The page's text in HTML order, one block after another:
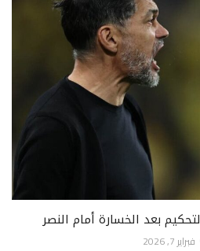
بعد الخسارة أمام النصر
فبراير 7, 2026